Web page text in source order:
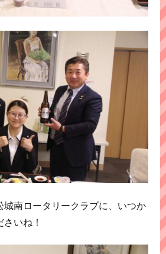
南ロータリークラブに、いつか
いね！